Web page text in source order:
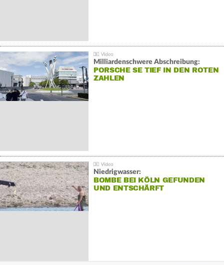
Milliardenschwere Abschreibung:
PORSCHE SE TIEF IN DEN ROTEN
ZAHLEN
Niedrigwasser:
BOMBE BEI KÖLN GEFUNDEN
UND ENTSCHÄRFT